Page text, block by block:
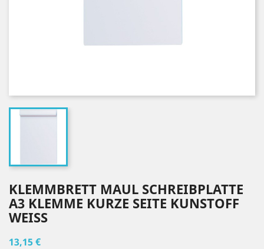
KLEMMBRETT MAUL SCHREIBPLATTE
A3 KLEMME KURZE SEITE KUNSTOFF
WEISS
13,15 €